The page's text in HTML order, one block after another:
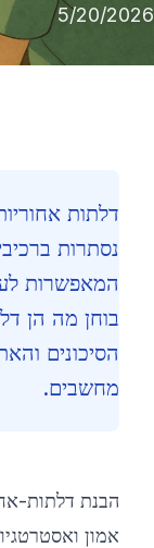
🇮🇱
5/20/2026
דלתות
נסתרות
המאפשרות
בוחן מה הן
הסיכונים
מחשבים.
הבנת דלתות-
אמון